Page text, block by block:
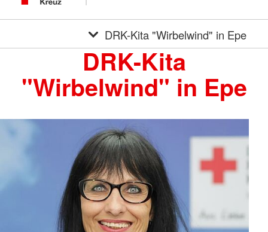
DRK-Kita "Wirbelwind" in Epe
DRK-Kita
"Wirbelwind" in Epe